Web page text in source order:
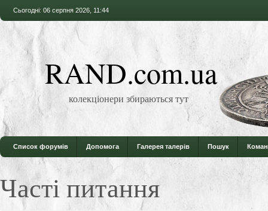
Сьогодні: 06 серпня 2026, 11:44
RAND.com.ua
колекціонери збираються тут
Список форумів Допомога Галерея талерів Пошук
Часті питання